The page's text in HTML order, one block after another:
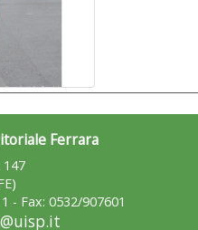
Ferrara
147
- Fax: 0532/907601